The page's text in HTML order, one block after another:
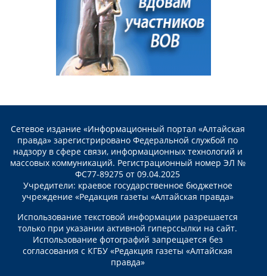
Сетевое издание «Информационный портал «Алтайская
правда» зарегистрировано Федеральной службой по
надзору в сфере связи, информационных технологий и
массовых коммуникаций. Регистрационный номер ЭЛ №
ФС77-89275 от 09.04.2025
Учредители: краевое государственное бюджетное
учреждение «Редакция газеты «Алтайская правда»
Использование текстовой информации разрешается
только при указании активной гиперссылки на сайт.
Использование фотографий запрещается без
согласования с КГБУ «Редакция газеты «Алтайская
правда»